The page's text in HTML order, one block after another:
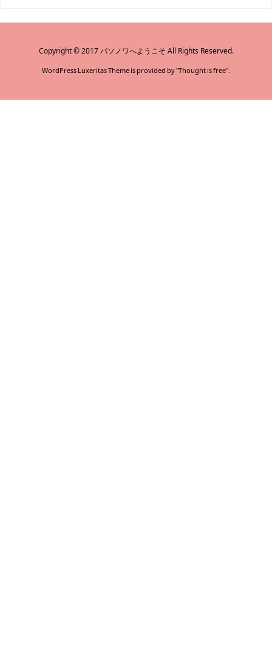
Copyright ©2017 パソノワへようこそ All Rights Reserved.
WordPress Luxeritas Theme is provided by "Thought is free".